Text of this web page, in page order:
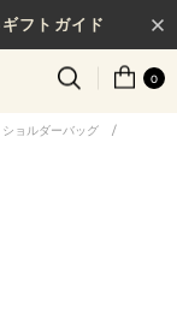
フトガイド
0
ョルダーバッグ
/